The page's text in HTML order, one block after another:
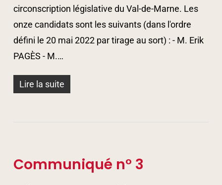
circonscription législative du Val-de-Marne. Les
onze candidats sont les suivants (dans l'ordre
défini le 20 mai 2022 par tirage au sort) : - M. Erik
PAGÈS - M.…
Lire la suite
Communiqué n° 3